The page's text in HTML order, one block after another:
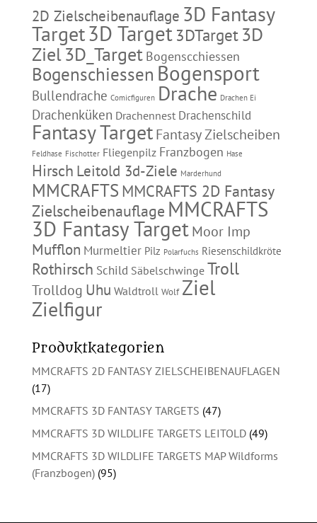
2D Zielscheibenauflage 3D Fantasy
Target3D Target 3DTarget 3D
Ziel3D_Target Bogenscchiessen
Bogenschiessen Bogensport
Bullendrache Comicfiguren Drache Drachen Ei
Drachenküken Drachennest Drachenschild
Fantasy Target Fantasy Zielscheiben
Feldhase Fischotter Fliegenpilz Franzbogen Hase
Hirsch Leitold 3d-Ziele Marderhund
MMCRAFTS MMCRAFTS 2D Fantasy
Zielscheibenauflage MMCRAFTS
3D Fantasy Target Moor Imp
Mufflon Murmeltier Pilz Polarfuchs Riesenschildkröte
Rothirsch Schild Säbelschwinge Troll
Trolldog Uhu Waldtroll Wolf Ziel
Zielfigur
Produktkategorien
MMCRAFTS 2D FANTASY ZIELSCHEIBENAUFLAGEN
(17)
MMCRAFTS 3D FANTASY TARGETS (47)
MMCRAFTS 3D WILDLIFE TARGETS LEITOLD (49)
MMCRAFTS 3D WILDLIFE TARGETS MAP Wildforms
(Franzbogen) (95)